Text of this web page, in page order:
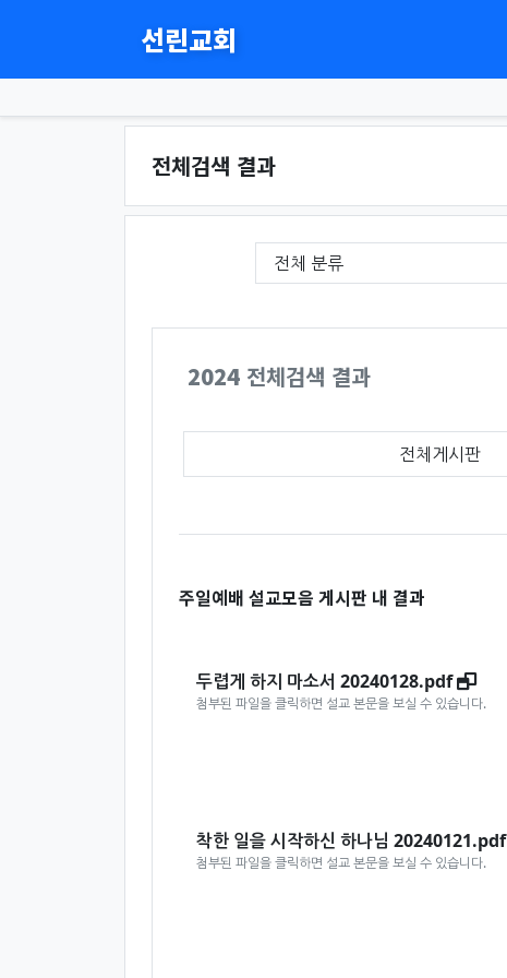
선린교회
전체검색 결과
게시판 그룹선택
검색조건
검색어필수
2024 전체검색 결과
전체게시판
주일예배 설교모음 게시판 내 결과
두렵게 하지 마소서 20240128.pdf 새창
첨부된 파일을 클릭하면 설교 본문을 보실 수 있습니다.
착한 일을 시작하신 하나님 20240121.pdf
첨부된 파일을 클릭하면 설교 본문을 보실 수 있습니다.